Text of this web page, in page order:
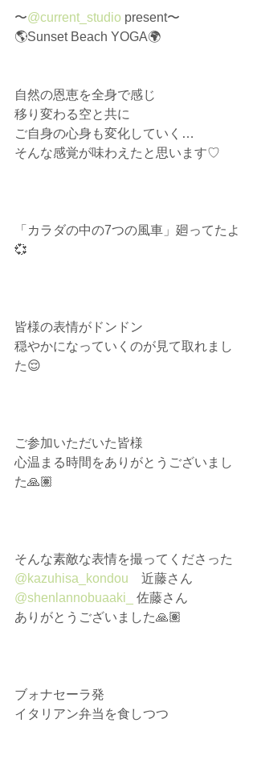
〜@current_studio present〜⁡⁡
🌎️⁡Sunset Beach YOGA🌍⁡⁡
自然の恩恵を全身で感じ⁡
移り変わる空と共に⁡
ご自身の心身も変化していく…⁡
そんな感覚が味わえたと思います♡⁡⁡⁡
「カラダの中の7つの風車」廻ってたよ
💞⁡
⁡皆様の表情がドンドン⁡
穏やかになっていくのが見て取れまし
た😌⁡
ご参加いただいた皆様⁡
心温まる時間をありがとうございまし
た🙏🏽⁡
そんな素敵な表情を撮ってくださった⁡
@kazuhisa_kondou 近藤さん⁡
@shenlannobuaaki_
佐藤さん⁡
ありがとうございました🙏🏽⁡
ブォナセーラ発⁡
イタリアン弁当を食しつつ⁡